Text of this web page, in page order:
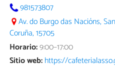
981573807
Av. do Burgo das Nacións,
Coruña, 15705
Horario:9:00–17:00
Sitio web:https://